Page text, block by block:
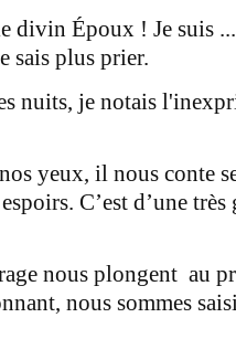
divin Époux ! Je suis
sais plus prier.
nuits, je notais
yeux, il nous conte
C’est d’une
nous plongent au
nous sommes